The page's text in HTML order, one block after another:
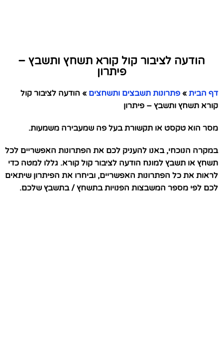
הודעה לציבור קול קורא תשחץ ותשבץ –
פיתרון
דף הבית » פתרונות תשבצים ותשחצים » הודעה לציבור קול
קורא תשחץ ותשבץ – פיתרון
מסר הוא טקסט או תקשורת בעל פה שמעבירה משמעות.
במקרה הנוכחי, באנו להעניק לכם את הפתרונות האפשריים לכל
תשחץ או תשבץ למונח הודעה לציבור קול קורא. גללו למטה כדי
לראות את כל הפתרונות האפשריים, וביחרו את הפיתרון שיתאים
לכם לפי מספר המשבצות הפנויות בתשחץ / בתשבץ שלכם.